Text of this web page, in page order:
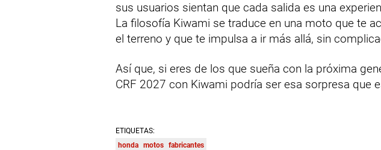
sus usuarios sientan que cada salida es una
La filosofía Kiwami se traduce en una moto que te
el terreno y que te impulsa a ir más allá, sin
Así que, si eres de los que sueña con la próxima
CRF 2027 con Kiwami podría ser esa sorpresa que
ETIQUETAS:
honda motos fabricantes